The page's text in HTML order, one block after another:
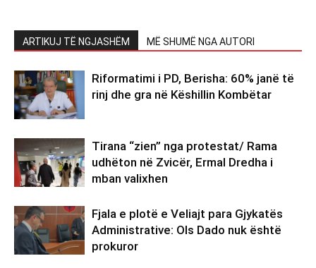
ARTIKUJ TË NGJASHËM MË SHUMË NGA AUTORI
Riformatimi i PD, Berisha: 60% janë të
rinj dhe gra në Këshillin Kombëtar
Tirana “zien” nga protestat/ Rama
udhëton në Zvicër, Ermal Dredha i
mban valixhen
Fjala e plotë e Veliajt para Gjykatës
Administrative: Ols Dado nuk është
prokuror